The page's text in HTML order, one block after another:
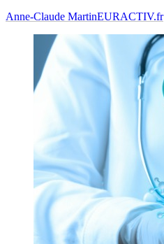
Anne-Claude MartinEURACTIV.fr